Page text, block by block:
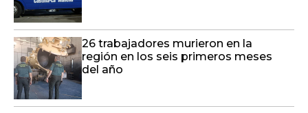
26 trabajadores murieron en la
región en los seis primeros meses
del año